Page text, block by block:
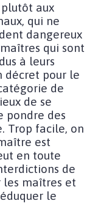
aux
qui ne
dangereux
qui sont
à leurs
décret pour le
de
de se
pondre des
Trop facile, on
est
en toute
de
les maîtres et
le